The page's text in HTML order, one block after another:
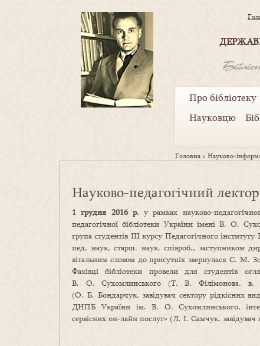
Про бібліотеку
Науковцю
Головна >Науково-
Науково-педагогічний
1 грудня 2016 р. у рамках науково-
педагогічної бібліотеки України імені В. О.
група студентів ІІІ курсу Педагогічного
пед. наук, старш. наук. співроб., заступником
вітальним словом до присутніх звернулася С. М.
Фахівці бібліотеки провели для студентів
В. О. Сухомлинського (Т. В. Філімонова, в. о.
(О. Б. Бондарчук, завідувач сектору рідкісних
ДНПБ України ім. В. О. Сухомлинського,
сервісних он-лайн послуг» (Л. І. Самчук, завідувач